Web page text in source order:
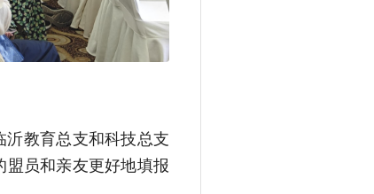
教育总支和科技总支
盟员和亲友更好地填报